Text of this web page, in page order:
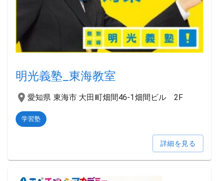
明光義塾_東海教室
愛知県 東海市 大田町畑間46-1畑間ビル 2F
学習塾
詳細を見る